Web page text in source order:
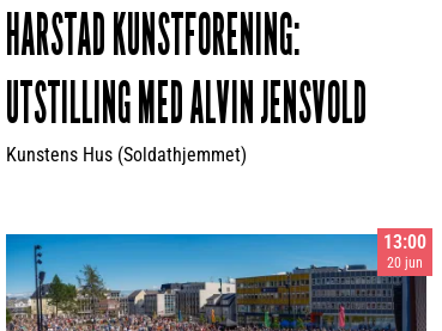
HARSTAD KUNSTFORENING:
UTSTILLING MED ALVIN JENSVOLD
Kunstens Hus (Soldathjemmet)
13:00
20 jun